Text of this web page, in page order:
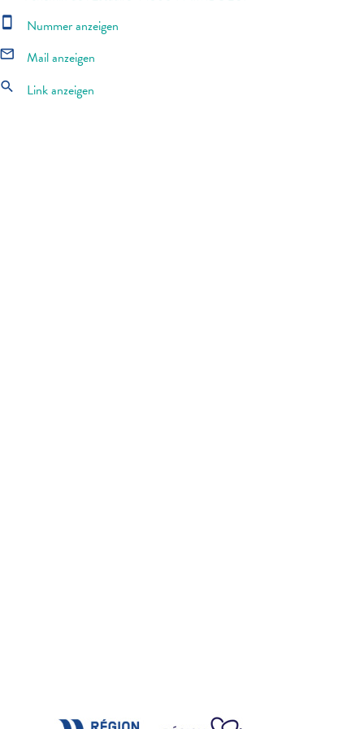
smartphone Nummer anzeigen
mail_outline Mail anzeigen
search Link anzeigen